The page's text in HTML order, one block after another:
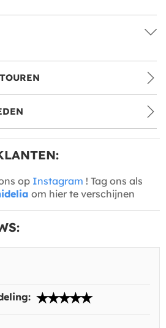
op Instagram ! Tag ons als
om hier te verschijnen